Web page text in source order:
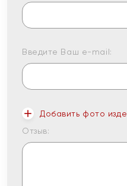
Введите Ваш e-mail:
Добавить фото
Отзыв: